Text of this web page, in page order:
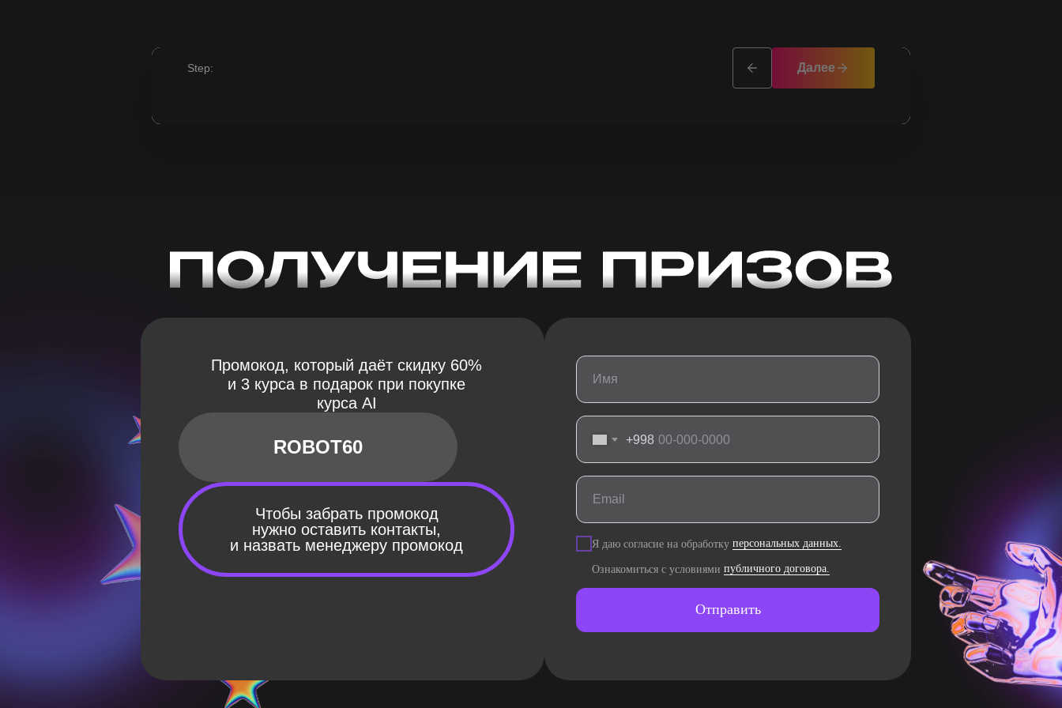
Step: Далее
Промокод, который даёт скидку 60%
и 3 курса в подарок при покупке
курса AI
ROBOT60
Чтобы забрать промокод
нужно оставить контакты,
и назвать менеджеру промокод
+998
Я даю согласие на обработку персональных данных.
Ознакомиться с условиями публичного договора.
Отправить